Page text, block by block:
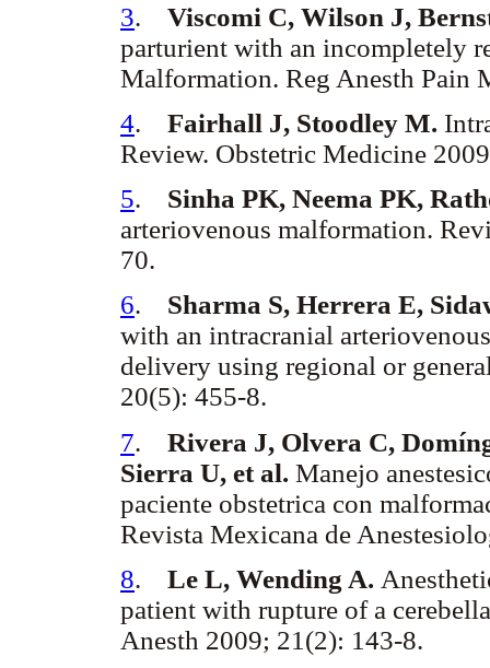
3. Viscomi C, Wilson J,
parturient with an incompletely
Malformation. Reg Anesth
4. Fairhall J, Stoodley M.
Review. Obstetric Medicine
5. Sinha PK, Neema PK,
arteriovenous malformation.
70.
6. Sharma S, Herrera E,
with an intracranial
delivery using regional or
20(5): 455-8.
7. Rivera J, Olvera C,
Sierra U, et al. Manejo
paciente obstetrica con
Revista Mexicana de
8. Le L, Wending A.
patient with rupture of a
Anesth 2009; 21(2): 143-8.